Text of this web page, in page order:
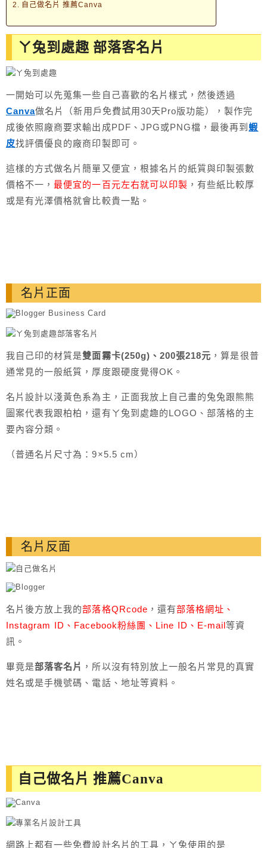
自己做名片 推薦Canva
ㄚ兔到處趣 部落客名片
一開始可以先蒐集一些自己喜歡的名片樣式，然後透過
Canva做名片（新用戶免費試用30天Pro版功能），製作完
成後依照廠商要求輸出成PDF、JPG或PNG檔，最後再到 蝦
皮找評價優良的廠商印製即可。
這樣的方式做名片簡單又便宜，根據名片的紙質與印製張數
價格不一，最便宜的一百元左右就可以印製 ，有些紙比較厚
或是有光澤價格就會比較貴一點。
名片正面
我自己印的材質是雙面霧卡(250g)、200張218元 ，算是很普
通常見的一般紙質，厚度跟硬度覺得OK。
名片設計以淺黃色系為主，正面我放上自己畫的兔兔跟熊熊
圖案代表我跟柏柏，還有ㄚ兔到處趣的LOGO、部落格的主
要內容分類。
（普通名片尺寸為：9×5.5 cm）
名片反面
名片後方放上我的部落格QRcode ，還有部落格網址、
Instagram ID、Facebook粉絲團、Line ID、E-mail等資
訊。
畢竟是部落客名片 ，所以沒有特別放上一般名片常見的真實
姓名或是手機號碼、電話、地址等資料。
自己做名片 推薦Canva
網路上都有一些免費設計名片的工具，ㄚ兔使用的是